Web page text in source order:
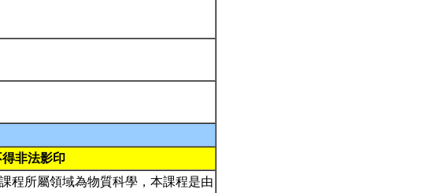
非法影印
程所屬領域為物質科學，本課程是由